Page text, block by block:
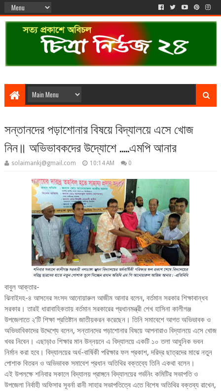
সন্তানদের পড়াশোনার বিষয়ে বিদ্যালয়ে এসে খোজ
নিন॥ অভিভাবকদের উদ্যোশে .....এমপি আনার
solaimankj@gmail.com 10:14 AM 0
বাবুল আক্তার-
ঝিনাইদহ-৪ আসনের সংসদ আনোয়ারুল আজীম আনার বলেন, বর্তমান সরকার শিক্ষাবান্ধব
সরকার। তারই ধারাবাহিকতায় বর্তমান সরকারের প্রধানমন্ত্রী শেখ হাসিনা কালীগঞ্জ
উপজেলাতে ২’টি শিক্ষা প্রতিষ্টান জাতীয়করন করেছেন। তিনি সমাবেশে আগত অভিভাবক ও
অভিভাবিকাদের উদ্দেশ্যে বলেন, সন্তানদের পড়াশোনার বিষয়ে আপনারাও বিদ্যালয়ে এসে খোজ
খবর নিবেন। এছাড়াও শিক্ষার মান উন্নয়নে এ বিদ্যালয়ে একটি ১০ তলা আধুনিক ভবন
নির্মান করা হবে। বিদ্যালয়ের অর্ধ-বার্ষিকী পরিক্ষার ফল প্রকাশ, দরিদ্র ছাত্রদের মাঝে নতুন
পোশাক বিতরন ও অভিভাবক সমাবেশ প্রধান অতিথির বক্তব্যে তিনি একথা বলেন।
এই উপলক্ষে শনিবার সকালে বিদ্যালয় প্রাঙ্গনে বিদ্যালয়ের গর্ভনিং কমিটির সভাপতি ও
উপজেলা নির্বাহী অফিসার সূবর্না রানী সাহার সভাপতিত্বে এতে বিশেষ অতিথির বক্তব্য রাখেন,